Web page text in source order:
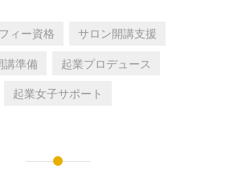
ィー資格 サロン開講支援
講準備 起業プロデュース
起業女子サポート